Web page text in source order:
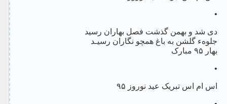
•
دی شد و بهمن گذشت فصل بهاران رسید
جلوهء گلشن به باغ همچو نگاران رسیـد
بهار ۹۵ مبارک
•
اس ام اس تبریک عید نوروز ۹۵